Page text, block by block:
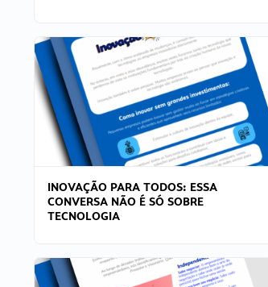
INOVAÇÃO PARA TODOS: ESSA
CONVERSA NÃO É SÓ SOBRE
TECNOLOGIA